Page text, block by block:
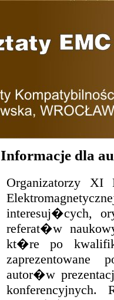
Informacje dla
Organizatorzy XI
interesuj�cych,
referat�w
kt�re po
zaprezentowane
autor�w